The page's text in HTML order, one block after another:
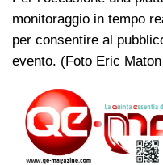
monitoraggio in tempo
per consentire al
evento. (Foto Eric